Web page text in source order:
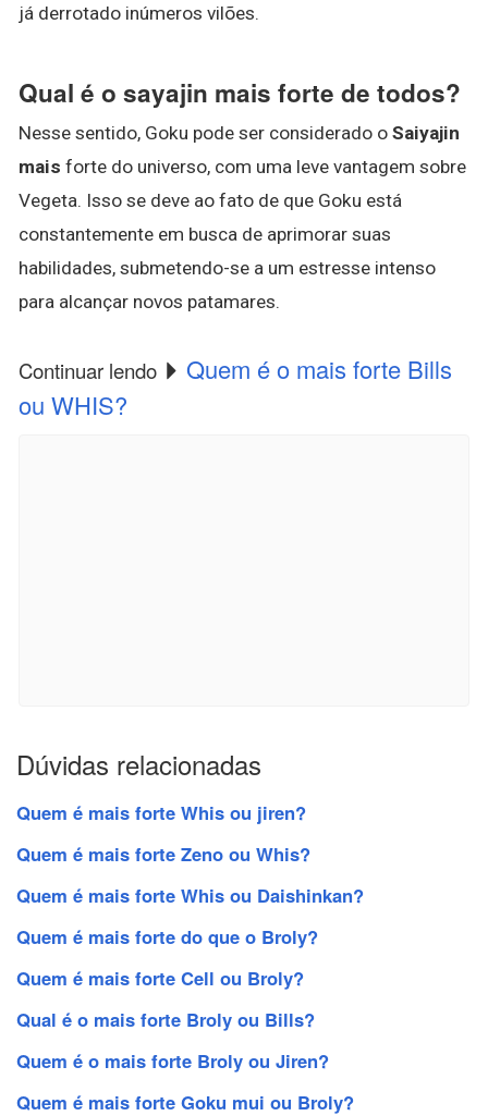
já derrotado inúmeros vilões.
Qual é o sayajin mais forte de todos?
Nesse sentido, Goku pode ser considerado o Saiyajin
mais forte do universo, com uma leve vantagem sobre
Vegeta. Isso se deve ao fato de que Goku está
constantemente em busca de aprimorar suas
habilidades, submetendo-se a um estresse intenso
para alcançar novos patamares.
Continuar lendo
Quem é o mais forte Bills
ou WHIS?
Dúvidas relacionadas
Quem é mais forte Whis ou jiren?
Quem é mais forte Zeno ou Whis?
Quem é mais forte Whis ou Daishinkan?
Quem é mais forte do que o Broly?
Quem é mais forte Cell ou Broly?
Qual é o mais forte Broly ou Bills?
Quem é o mais forte Broly ou Jiren?
Quem é mais forte Goku mui ou Broly?